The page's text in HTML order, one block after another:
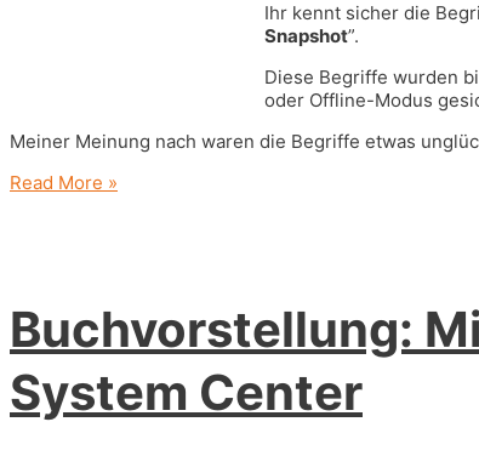
Ihr kennt sicher die
Snapshot”.
Diese Begriffe wurden
oder Offline-Modus
Meiner Meinung nach waren die Begriffe etwas
Kleine,
2012
R2
Read More »
Buchvorstellung:
System Center